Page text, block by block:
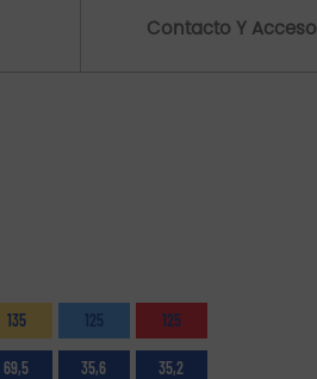
Contacto Y Acceso
135 125 125
69,5 35,6 35,2